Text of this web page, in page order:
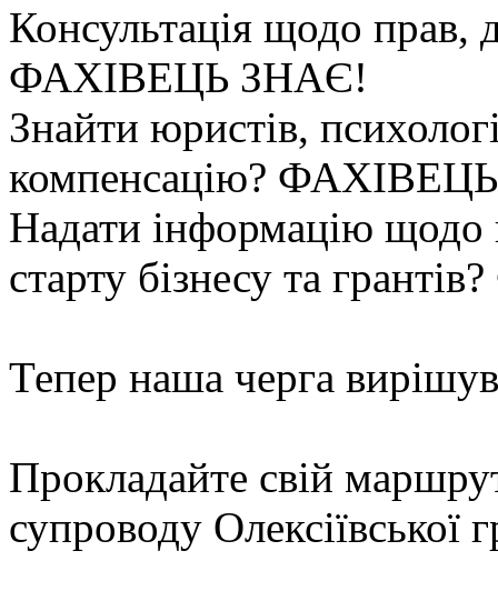
Консультація щодо прав,
ФАХІВЕЦЬ ЗНАЄ!
Знайти юристів,
компенсацію?
Надати інформацію
старту бізнесу та
Тепер наша черга
Прокладайте свій
супроводу Олексіївської